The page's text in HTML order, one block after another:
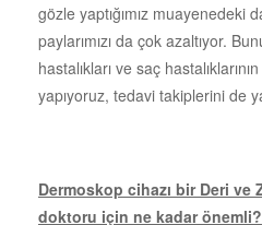
gözle yaptığımız muayenedeki
paylarımızı da çok azaltıyor.
hastalıkları ve saç
yapıyoruz, tedavi takiplerini de
Dermoskop cihazı bir Deri ve
doktoru için ne kadar önemli?